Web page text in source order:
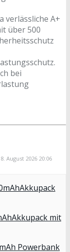
verlässliche A+
über 500
bei
August 2026 20:06
mit